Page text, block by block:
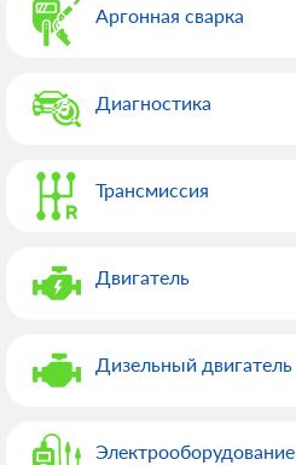
Аргонная сварка
Диагностика
Трансмиссия
Двигатель
Дизельный двигатель
Электрооборудованиe